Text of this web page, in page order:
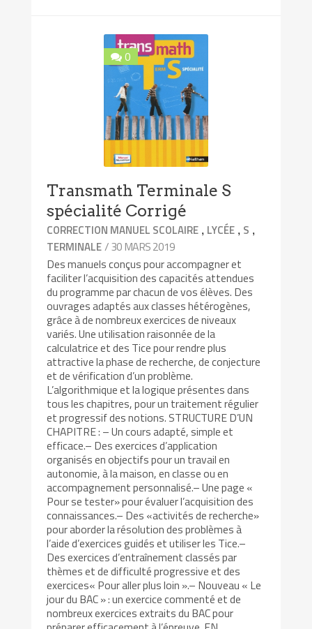
0
Transmath Terminale S
spécialité Corrigé
CORRECTION MANUEL SCOLAIRE , LYCÉE , S ,
TERMINALE/ 30 MARS 2019
Des manuels conçus pour accompagner et
faciliter l’acquisition des capacités attendues
du programme par chacun de vos élèves. Des
ouvrages adaptés aux classes hétérogènes,
grâce à de nombreux exercices de niveaux
variés. Une utilisation raisonnée de la
calculatrice et des Tice pour rendre plus
attractive la phase de recherche, de conjecture
et de vérification d’un problème.
L’algorithmique et la logique présentes dans
tous les chapitres, pour un traitement régulier
et progressif des notions. STRUCTURE D’UN
CHAPITRE : – Un cours adapté, simple et
efficace.– Des exercices d’application
organisés en objectifs pour un travail en
autonomie, à la maison, en classe ou en
accompagnement personnalisé.– Une page «
Pour se tester» pour évaluer l’acquisition des
connaissances.– Des «activités de recherche»
pour aborder la résolution des problèmes à
l’aide d’exercices guidés et utiliser les Tice.–
Des exercices d’entraînement classés par
thèmes et de difficulté progressive et des
exercices« Pour aller plus loin ».– Nouveau « Le
jour du BAC » : un exercice commenté et de
nombreux exercices extraits du BAC pour